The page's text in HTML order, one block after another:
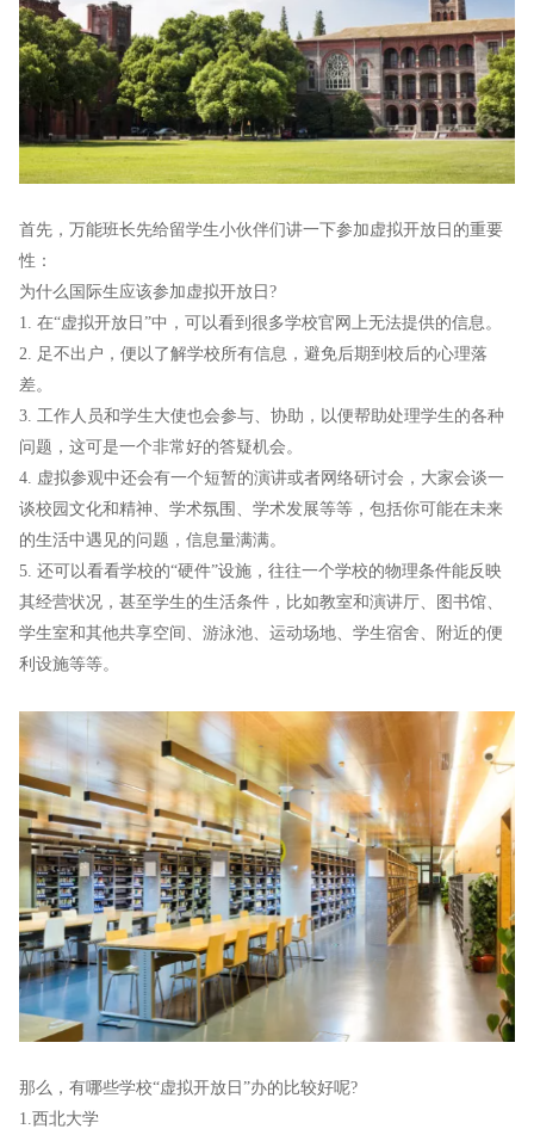
首先，万能班长先给留学生小伙伴们讲一下参加虚拟开放日的重要
性：
为什么国际生应该参加虚拟开放日?
1. 在“虚拟开放日”中，可以看到很多学校官网上无法提供的信息。
2. 足不出户，便以了解学校所有信息，避免后期到校后的心理落
差。
3. 工作人员和学生大使也会参与、协助，以便帮助处理学生的各种
问题，这可是一个非常好的答疑机会。
4. 虚拟参观中还会有一个短暂的演讲或者网络研讨会，大家会谈一
谈校园文化和精神、学术氛围、学术发展等等，包括你可能在未来
的生活中遇见的问题，信息量满满。
5. 还可以看看学校的“硬件”设施，往往一个学校的物理条件能反映
其经营状况，甚至学生的生活条件，比如教室和演讲厅、图书馆、
学生室和其他共享空间、游泳池、运动场地、学生宿舍、附近的便
利设施等等。
那么，有哪些学校“虚拟开放日”办的比较好呢?
1.西北大学